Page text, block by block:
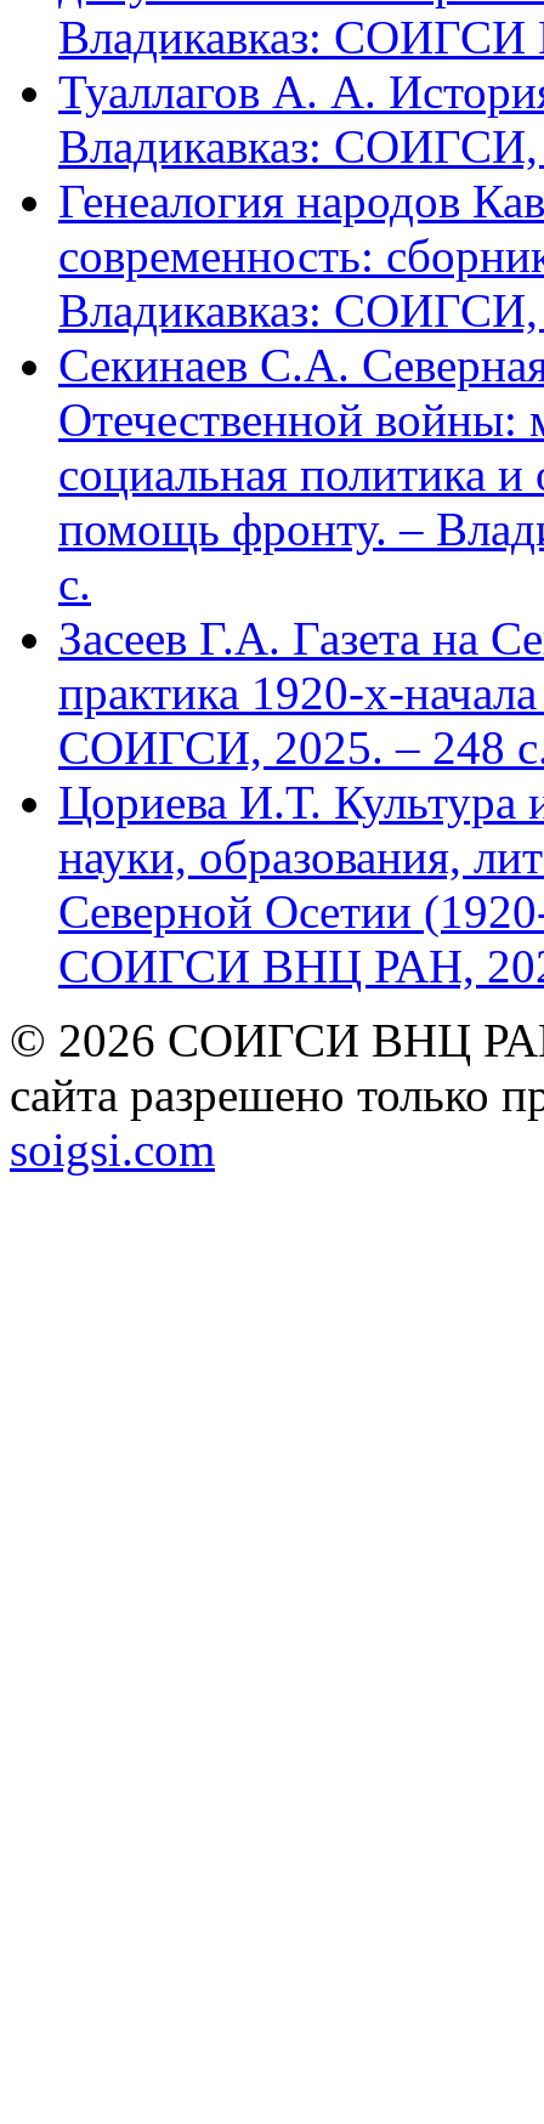
Владикавказ:
Туаллагов А. А.
Владикавказ: СОИГСИ,
Генеалогия народов
современность:
Владикавказ: СОИГСИ,
Секинаев С.А.
Отечественной войны:
социальная политика
помощь фронту. –
с.
Засеев Г.А. Газета на
практика 1920-х-
СОИГСИ, 2025. – 248
Цориева И.Т. Культура
науки, образования,
Северной Осетии
СОИГСИ ВНЦ РАН,
© 2026 СОИГСИ ВНЦ РАН
сайта разрешено только
soigsi.com